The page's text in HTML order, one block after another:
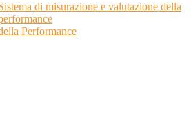
di misurazione e valutazione della
Performance